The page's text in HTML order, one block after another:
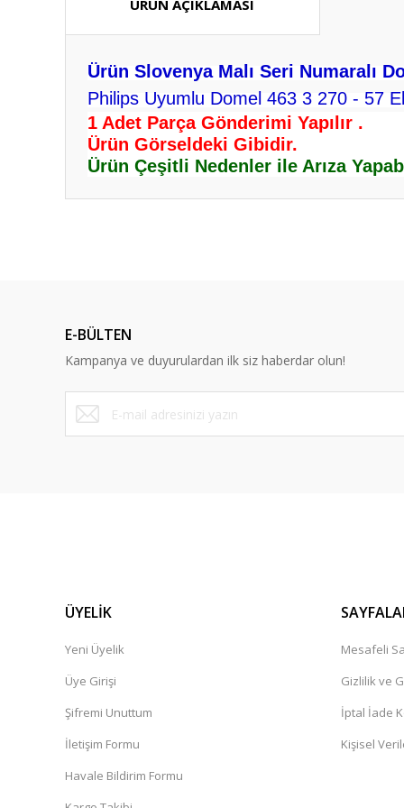
ÜRÜN AÇIKLAMASI
Ürün Slovenya Malı Seri Numaralı
Philips Uyumlu Domel 463 3 270 - 57
1 Adet Parça Gönderimi Yapılır .
Ürün Görseldeki Gibidir.
Ürün Çeşitli Nedenler ile Arıza
Ürün bilgilerinde hatalar bulunuyor.
Ürün fiyatı diğer sitelerden daha pahalı.
Bu ürüne benzer farklı alternatifler olmalı.
E-BÜLTEN
Kampanya ve duyurulardan ilk siz haberdar olun!
ÜYELİK
Yeni Üyelik
Üye Girişi
Şifremi Unuttum
İletişim Formu
Havale Bildirim Formu
Mesafeli
Gizlilik ve
İptal İade
Kişisel